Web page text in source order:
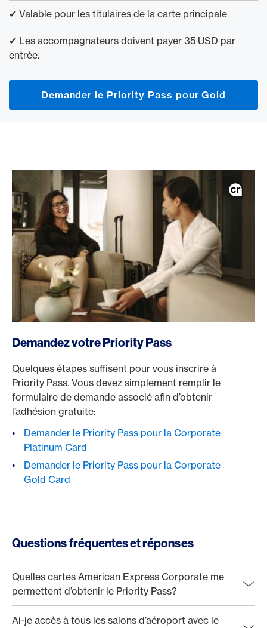
✔ Valable pour les titulaires de la carte principale
✔ Les accompagnateurs doivent payer 35 USD par
entrée.
Demander le Priority Pass pour Gold
Demandez votre Priority Pass
Quelques étapes suffisent pour vous inscrire à
Priority Pass. Vous devez simplement remplir le
formulaire de demande associé afin d’obtenir
l’adhésion gratuite:
Demander le Priority Pass pour la Corporate
Platinum Card
Demander le Priority Pass pour la Corporate
Gold Card
Questions fréquentes et réponses
Quelles cartes American Express Corporate me
permettent d’obtenir le Priority Pass?
Ai-je accès à tous les salons d’aéroport avec le